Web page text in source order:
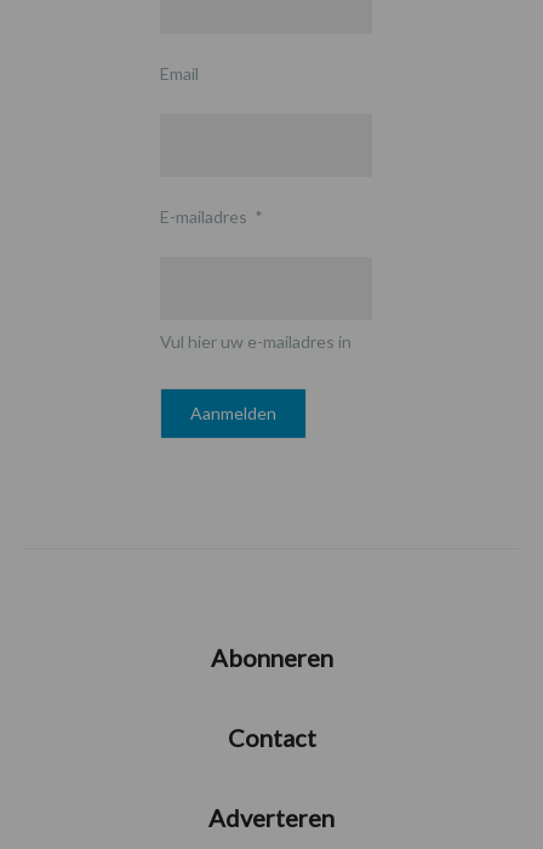
Email
E-mailadres *
Vul hier uw e-mailadres in
Abonneren
Contact
Adverteren